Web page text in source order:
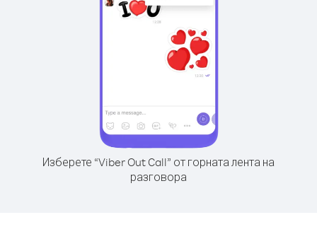
Изберете “Viber Out Call” от горната лента на
разговора